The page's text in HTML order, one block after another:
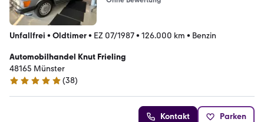
Unfallfrei • Oldtimer• EZ 07/1987• 126.000 km • Benzin
Automobilhandel Knut Frieling
48165 Münster
5 Sterne
(38)
Kontakt Parken